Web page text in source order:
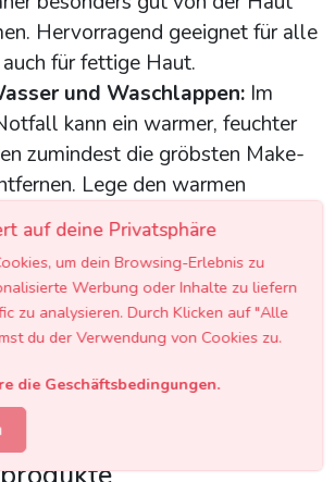
Hervorragend geeignet für alle
für fettige Haut.
und Waschlappen: Im
kann ein warmer, feuchter
zumindest die gröbsten Make-
Lege den warmen
auf dein Gesicht, lass ihn 30
und wische dann sanft.
der Reinigung mit
solltest du anschließend deine
Budgetplanung für
auf deine Privatsphäre
um dein Browsing-Erlebnis zu
Werbung oder Inhalte zu liefern
zu analysieren. Durch Klicken auf "Alle
du der Verwendung von Cookies zu.
die Geschäftsbedingungen.